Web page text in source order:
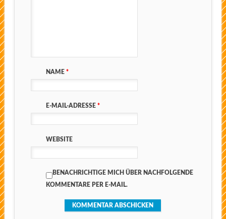
NAME *
E-MAIL-ADRESSE *
WEBSITE
BENACHRICHTIGE MICH ÜBER NACHFOLGENDE
KOMMENTARE PER E-MAIL.